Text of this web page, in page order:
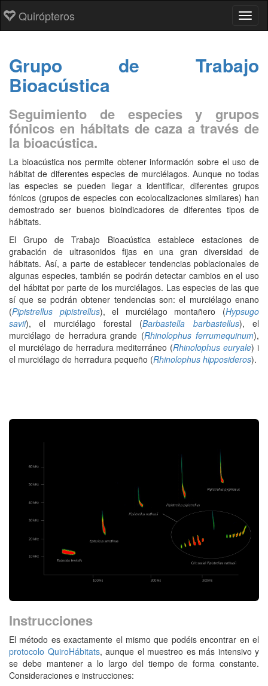
Quirópteros
Grupo de Trabajo
Bioacústica
Seguimiento de especies y grupos
fónicos en hábitats de caza a través de
la bioacústica.
La bioacústica nos permite obtener información sobre el uso de
hábitat de diferentes especies de murciélagos. Aunque no todas
las especies se pueden llegar a identificar, diferentes grupos
fónicos (grupos de especies con ecolocalizaciones similares) han
demostrado ser buenos bioindicadores de diferentes tipos de
hábitats.
El Grupo de Trabajo Bioacústica establece estaciones de
grabación de ultrasonidos fijas en una gran diversidad de
hábitats. Así, a parte de establecer tendencias poblacionales de
algunas especies, también se podrán detectar cambios en el uso
del hábitat por parte de los murciélagos. Las especies de las que
sí que se podrán obtener tendencias son: el murciélago enano
(Pipistrellus pipistrellus), el murciélago montañero (Hypsugo
savii), el murciélago forestal (Barbastella barbastellus), el
murciélago de herradura grande (Rhinolophus ferrumequinum),
el murciélago de herradura mediterráneo (Rhinolophus euryale) i
el murciélago de herradura pequeño (Rhinolophus hipposideros).
Instrucciones
El método es exactamente el mismo que podéis encontrar en el
protocolo QuiroHábitats, aunque el muestreo es más intensivo y
se debe mantener a lo largo del tiempo de forma constante.
Consideraciones e instrucciones: